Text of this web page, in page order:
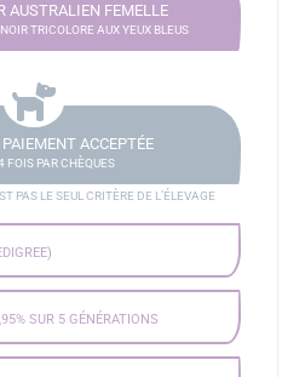
AUSTRALIEN FEMELLE
TRICOLORE AUX YEUX BLEUS
ACCEPTÉE
FOIS PAR CHÈQUES
PAS LE SEUL CRITÈRE DE L’ÉLEVAGE
SUR 5 GÉNÉRATIONS